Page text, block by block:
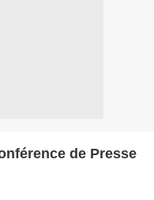
de Presse